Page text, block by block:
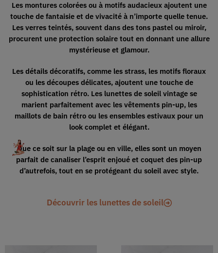
Les montures colorées ou à motifs audacieux ajoutent une
touche de fantaisie et de vivacité à n’importe quelle tenue.
Les verres teintés, souvent dans des tons pastel ou miroir,
procurent une protection solaire tout en donnant une allure
mystérieuse et glamour.
Les détails décoratifs, comme les strass, les motifs floraux
ou les découpes délicates, ajoutent une touche de
sophistication rétro. Les lunettes de soleil vintage se
marient parfaitement avec les vêtements pin-up, les
maillots de bain rétro ou les ensembles estivaux pour un
look complet et élégant.
Que ce soit sur la plage ou en ville, elles sont un moyen
parfait de canaliser l’esprit enjoué et coquet des pin-up
d’autrefois, tout en se protégeant du soleil avec style.
Découvrir les lunettes de soleil